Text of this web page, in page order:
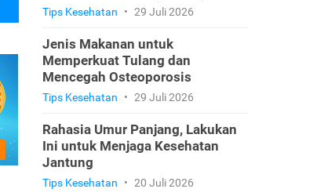
Tips Kesehatan • 29 Juli 2026
Jenis Makanan untuk
Memperkuat Tulang dan
Mencegah Osteoporosis
Tips Kesehatan • 29 Juli 2026
Rahasia Umur Panjang, Lakukan
Ini untuk Menjaga Kesehatan
Jantung
Tips Kesehatan • 20 Juli 2026